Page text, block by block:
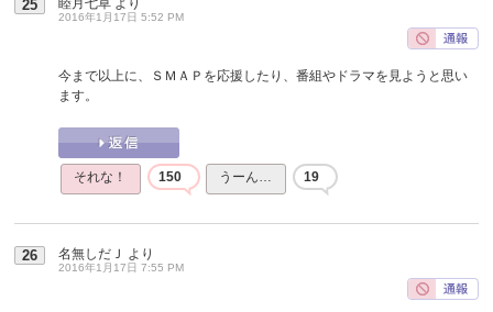
25
2016年1月17日 5:52 PM
今まで以上に、ＳＭＡＰを応援したり、番組やドラマを見ようと思い
ます。
それな！ 150 うーん… 19
26 名無しだＪ より
2016年1月17日 7:55 PM